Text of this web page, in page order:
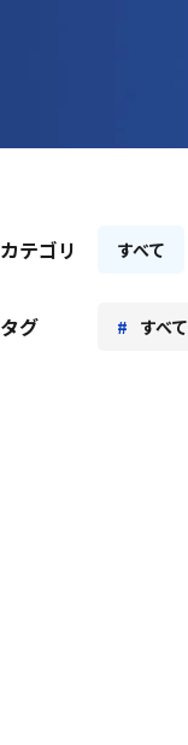
カテゴリ すべて
タグ すべて